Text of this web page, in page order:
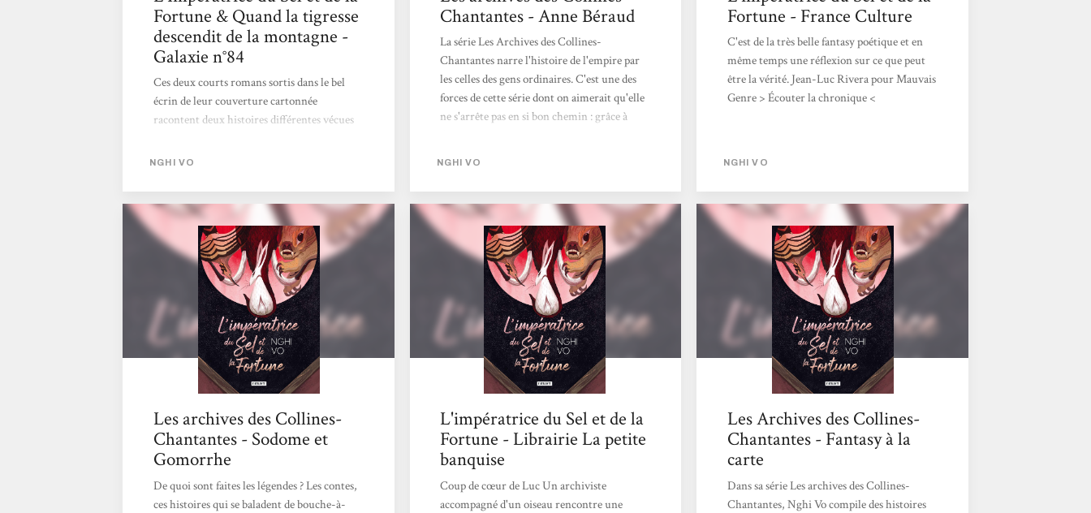
Fortune & Quand la tigresse
descendit de la montagne -
Galaxie n°84
Ces deux courts romans sortis dans le bel
écrin de leur couverture cartonnée
racontent deux histoires différentes vécues
ou elle. Dans le premier volume, Chih,
une huppe au caractère affirmé et à la
mémoire parfaite, visite le palais abandonné
de l'ancienne Impératrice, sur la rive du lac
Écarlate, dont les protections viennent d'être
neutralisées, ce qui le rend de nouveau
accessible. Elle y rencontre une très vieille
femme qui se présente à elle sous le surnom
de Lapin et semble très...
NGHI VO
Chantantes - Anne Béraud
La série Les Archives des Collines-
Chantantes narre l'histoire de l'empire par
les celles des gens ordinaires. C'est une des
forces de cette série dont on aimerait qu'elle
ne s'arrête pas en si bon chemin : grâce à
rencontre. Accompagné de Presque-
Brillante, une oiselle à la mémoire infaillible
et au caractère bien trempé, Chih va, au
cours de ses pérégrinations, rencontrer
"gens de rien" qui s'avèreront d'une richesse
incroyable. Ces trois novellas dessinent un
paysage...
NGHI VO
Fortune - France Culture
C'est de la très belle fantasy poétique et en
même temps une réflexion sur ce que peut
être la vérité. Jean-Luc Rivera pour Mauvais
Genre > Écouter la chronique <
NGHI VO
Les archives des Collines-
Chantantes - Sodome et
Gomorrhe
De quoi sont faites les légendes ? Les contes,
ces histoires qui se baladent de bouche-à-
L'impératrice du Sel et de la
Fortune - Librairie La petite
banquise
Coup de cœur de Luc Un archiviste
accompagné d'un oiseau rencontre une
Les Archives des Collines-
Chantantes - Fantasy à la
carte
Dans sa série Les archives des Collines-
Chantantes, Nghi Vo compile des histoires